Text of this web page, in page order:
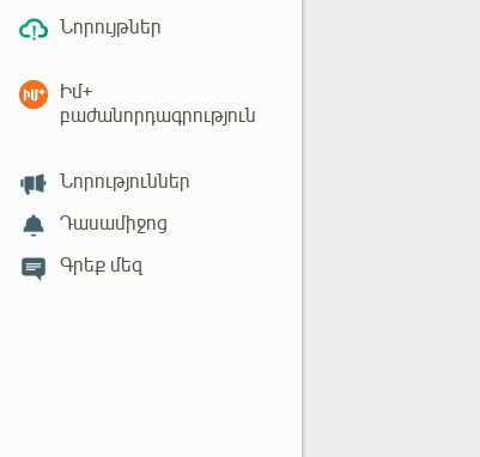
Նորույթներ
Իմ+
բաժանորդագրություն
Նորություններ
Դասամիջոց
Գրեք մեզ